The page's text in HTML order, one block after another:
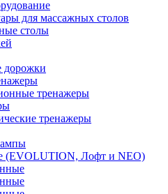
для массажных столов
столы
дорожки
тренажеры
тренажеры
(EVOLUTION, Лофт и NEO)